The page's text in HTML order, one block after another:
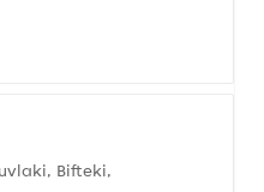
Bifteki,